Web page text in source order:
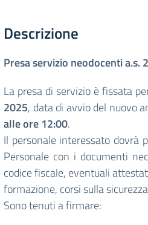
Descrizione
Presa servizio neodocenti a.s.
La presa di servizio è fissata
2025, data di avvio del nuovo
alle ore 12:00.
Il personale interessato dovrà
Personale con i documenti
codice fiscale, eventuali
formazione, corsi sulla
Sono tenuti a firmare: